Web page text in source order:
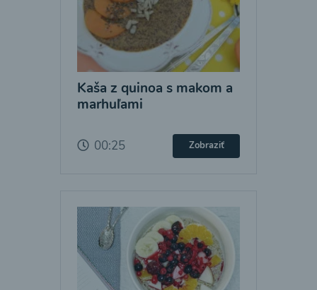
Kaša z quinoa s makom a
marhuľami
00:25 Zobraziť